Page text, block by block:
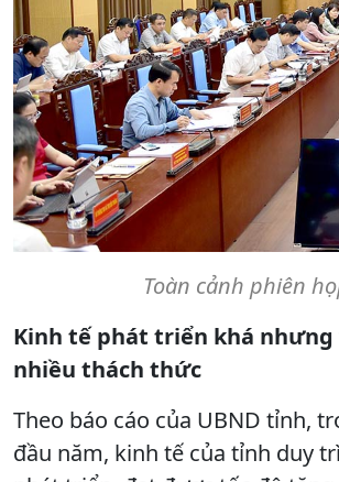
Toàn cảnh phiên
Kinh tế phát triển khá nhưng
nhiều thách thức
Theo báo cáo của UBND tỉnh,
đầu năm, kinh tế của tỉnh duy